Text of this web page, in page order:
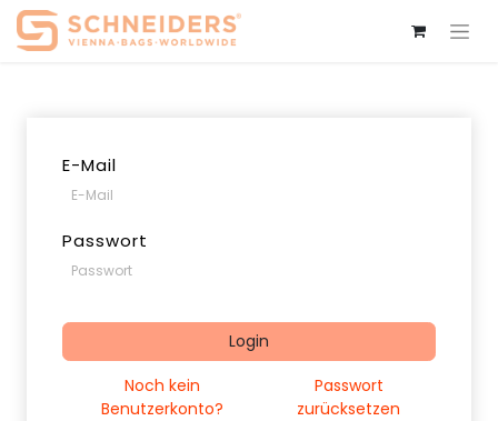
E-Mail
Passwort
Login
Noch kein
Benutzerkonto?
Passwort
zurücksetzen